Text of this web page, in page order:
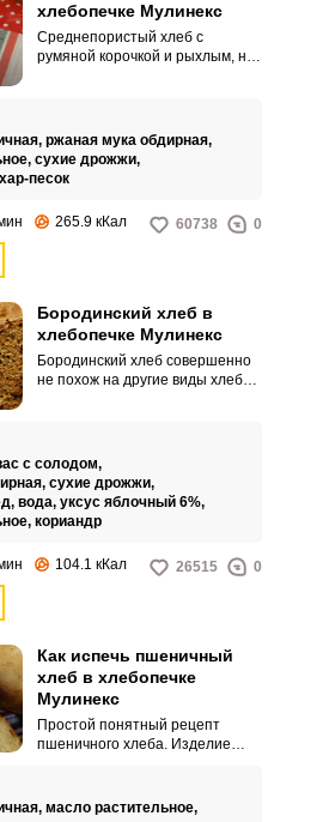
хлебопечке Мулинекс
Среднепористый хлеб с
румяной корочкой и рыхлым, но
ржаная мука обдирная,
сухие дрожжи,
песок
265.9 кКал 60738 0
Бородинский хлеб в
хлебопечке Мулинекс
Бородинский хлеб совершенно
не похож на другие виды хлеба:
довольно плотная.
с солодом,
сухие дрожжи,
вода, уксус яблочный 6%,
кориандр
104.1 кКал 26515 0
Как испечь пшеничный
хлеб в хлебопечке
Мулинекс
Простой понятный рецепт
пшеничного хлеба. Изделие
мякишем и румяной хрустящей
масло растительное,